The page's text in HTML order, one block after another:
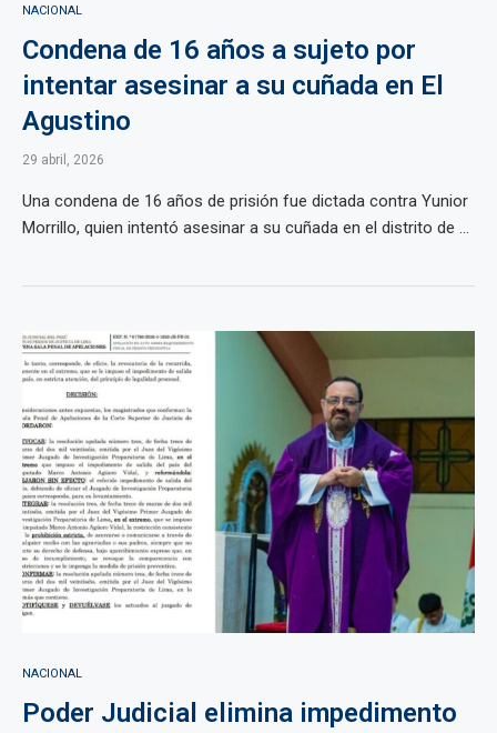
NACIONAL
Condena de 16 años a sujeto por
intentar asesinar a su cuñada en El
Agustino
29 abril, 2026
Una condena de 16 años de prisión fue dictada contra Yunior
Morrillo, quien intentó asesinar a su cuñada en el distrito de ...
NACIONAL
Poder Judicial elimina impedimento